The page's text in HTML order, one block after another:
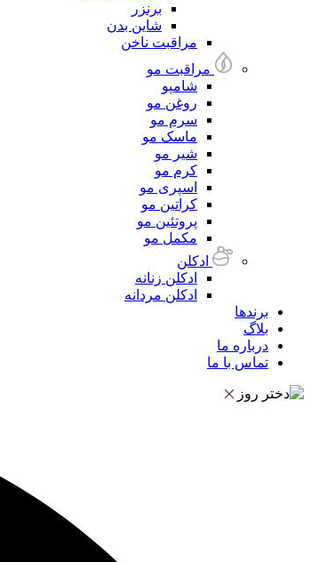
برنزر
شاین بدن
مراقبت ناخن
مراقبت مو
شامپو
روغن مو
سرم مو
ماسک مو
شیر مو
کرم مو
اسپری مو
کراتین مو
پروتئین مو
مکمل مو
ادکلن
ادکلن زنانه
ادکلن مردانه
برندها
بلاگ
درباره ما
تماس با ما